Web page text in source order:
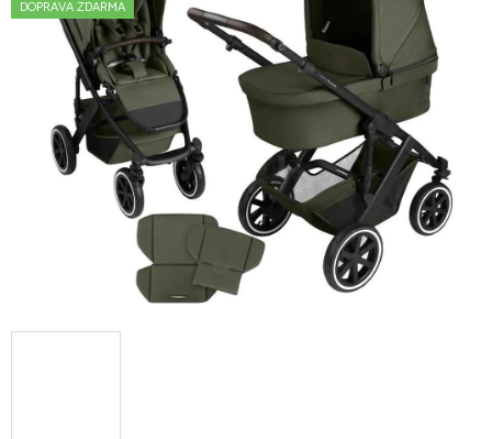
hvězdiček.
DOPRAVA ZDARMA